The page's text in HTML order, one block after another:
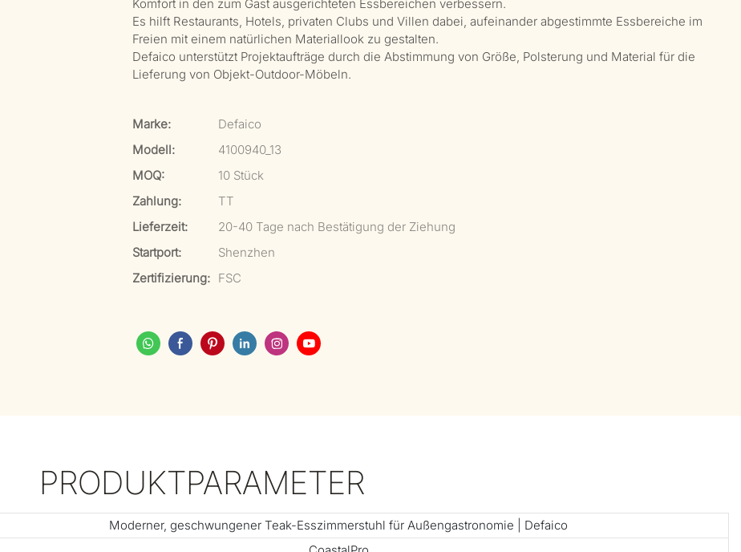
Komfort in den zum Gast ausgerichteten Essbereichen verbessern.
Es hilft Restaurants, Hotels, privaten Clubs und Villen dabei, aufeinander abgestimmte Essbereiche im
Freien mit einem natürlichen Materiallook zu gestalten.
Defaico unterstützt Projektaufträge durch die Abstimmung von Größe, Polsterung und Material für die
Lieferung von Objekt-Outdoor-Möbeln.
Marke:
Defaico
Modell:
4100940_13
MOQ:
10 Stück
Zahlung:
TT
Lieferzeit:
20-40 Tage nach Bestätigung der Ziehung
Startport:
Shenzhen
Zertifizierung: FSC
PRODUKTPARAMETER
Moderner, geschwungener Teak-Esszimmerstuhl für Außengastronomie | Defaico